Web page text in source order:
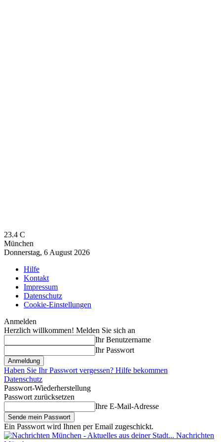
23.4 C
München
Donnerstag, 6 August 2026
Hilfe
Kontakt
Impressum
Datenschutz
Cookie-Einstellungen
Anmelden
Herzlich willkommen! Melden Sie sich an
Ihr Benutzername
Ihr Passwort
Haben Sie Ihr Passwort vergessen? Hilfe bekommen
Datenschutz
Passwort-Wiederherstellung
Passwort zurücksetzen
Ihre E-Mail-Adresse
Ein Passwort wird Ihnen per Email zugeschickt.
Nachrichten